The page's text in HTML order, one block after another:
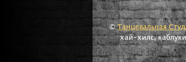
©Танцевальная
хай-хилс,